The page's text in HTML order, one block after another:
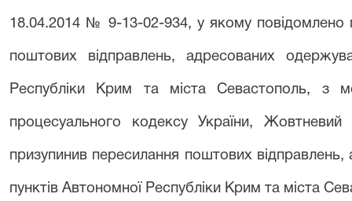
18.04.2014 № 9-13-02-934, у якому повідомлено
поштових відправлень, адресованих
Республіки Крим та міста Севастополь, з
процесуального кодексу України,
призупинив пересилання поштових
пунктів Автономної Республіки Крим та міста